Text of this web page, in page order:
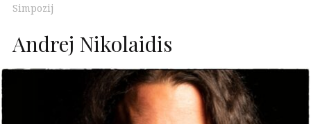
Simpozij
Andrej Nikolaidis